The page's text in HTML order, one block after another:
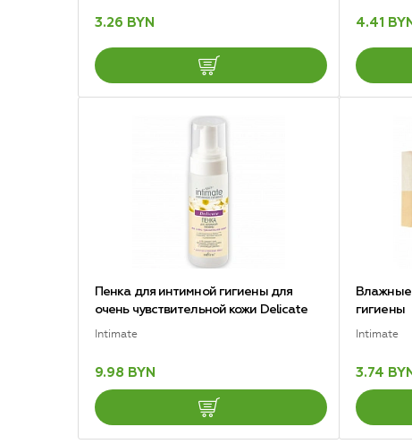
3.26 BYN 4.41 BYN
Пенка для интимной гигиены для
очень чувствительной кожи Delicate
Intimate
9.98 BYN
Влажные
гигиены
Intimate
3.74 BYN